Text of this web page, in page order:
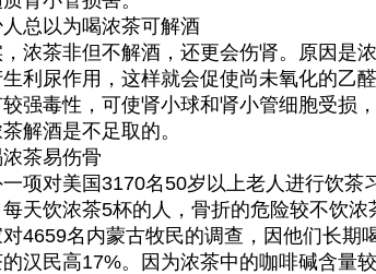
以为喝浓茶可解酒
茶非但不解酒，还更会伤肾。原因是浓
利尿作用，这样就会促使尚未氧化的乙
强毒性，可使肾小球和肾小管细胞受损
解酒是不足取的。
茶易伤骨
对美国3170名50岁以上老人进行饮茶
天饮浓茶5杯的人，骨折的危险较不饮
4659名内蒙古牧民的调查，因他们长期
汉民高17%。因为浓茶中的咖啡碱含量